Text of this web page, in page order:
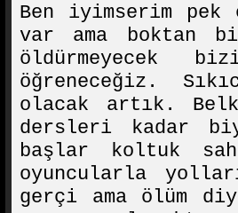
Ben iyimserim pek
var ama boktan
öldürmeyecek
öğreneceğiz.
olacak artık.
dersleri kadar
başlar koltuk
oyuncularla
gerçi ama ölüm